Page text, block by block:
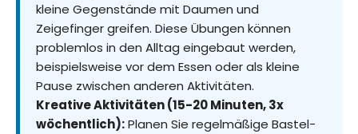
kleine Gegenstände mit Daumen und
Zeigefinger greifen. Diese Übungen können
problemlos in den Alltag eingebaut werden,
beispielsweise vor dem Essen oder als kleine
Pause zwischen anderen Aktivitäten.
Kreative Aktivitäten (15-20 Minuten, 3x
wöchentlich):Planen Sie regelmäßige Bastel-